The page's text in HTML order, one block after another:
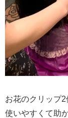
お花のクリップ
使いやすくて助